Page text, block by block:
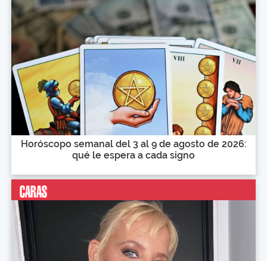
Horóscopo semanal del 3 al 9 de agosto de 2026:
qué le espera a cada signo